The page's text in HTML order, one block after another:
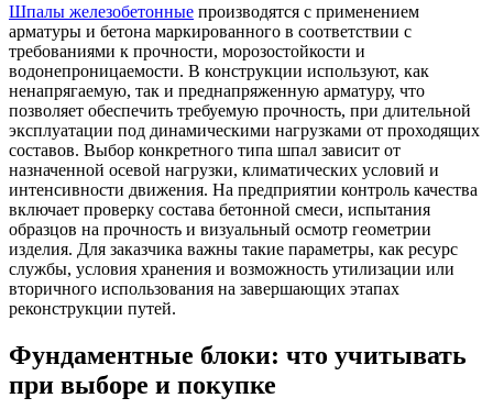
Шпалы железобетонные производятся с применением
арматуры и бетона маркированного в соответствии с
требованиями к прочности, морозостойкости и
водонепроницаемости. В конструкции используют, как
ненапрягаемую, так и преднапряженную арматуру, что
позволяет обеспечить требуемую прочность, при длительной
эксплуатации под динамическими нагрузками от проходящих
составов. Выбор конкретного типа шпал зависит от
назначенной осевой нагрузки, климатических условий и
интенсивности движения. На предприятии контроль качества
включает проверку состава бетонной смеси, испытания
образцов на прочность и визуальный осмотр геометрии
изделия. Для заказчика важны такие параметры, как ресурс
службы, условия хранения и возможность утилизации или
вторичного использования на завершающих этапах
реконструкции путей.
Фундаментные блоки: что учитывать
при выборе и покупке